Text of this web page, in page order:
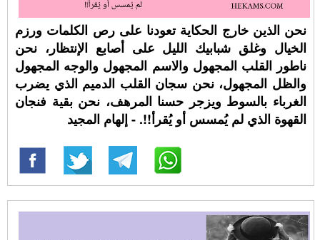
نحن الذين خارج الحكاية تعودنا على رص الكلمات ورزم
الخيال وغلق شبابيك الليل على أصابع الإنتظار، نحن
ناطور القلب المجهول والاسم المجهول والوجه المجهول
والظل المجهول، نحن سجان القلب الدميم الذي يضرب
الغرباء بالسوط ويزجر حسنا المرهف، نحن بقية فنجان
القهوة الذي لم يُمسس أو يُقرأ!!. - إلهام المجيد